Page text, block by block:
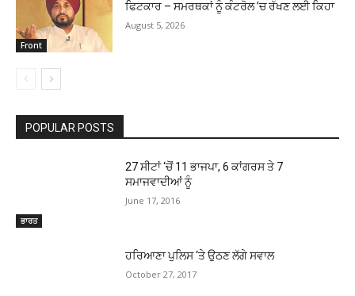
Front
ਫਿਟਕਾਰ – ਸਮਰਥਕਾਂ ਨੂੰ ਕੰਟਰੋਲ ’ਚ ਰੱਖਣ ਲਈ ਕਿਹਾ
August 5, 2026
POPULAR POSTS
ਭਾਰਤ
27 ਸੀਟਾਂ ‘ਚੋਂ 11 ਭਾਜਪਾ, 6 ਕਾਂਗਰਸ ਤੇ 7
ਸਮਾਜਵਾਦੀਆਂ ਨੂੰ
June 17, 2016
ਹਰਿਆਣਾ ਪੁਲਿਸ ‘ਤੇ ਉਠਣ ਲੱਗੇ ਸਵਾਲ
October 27, 2017